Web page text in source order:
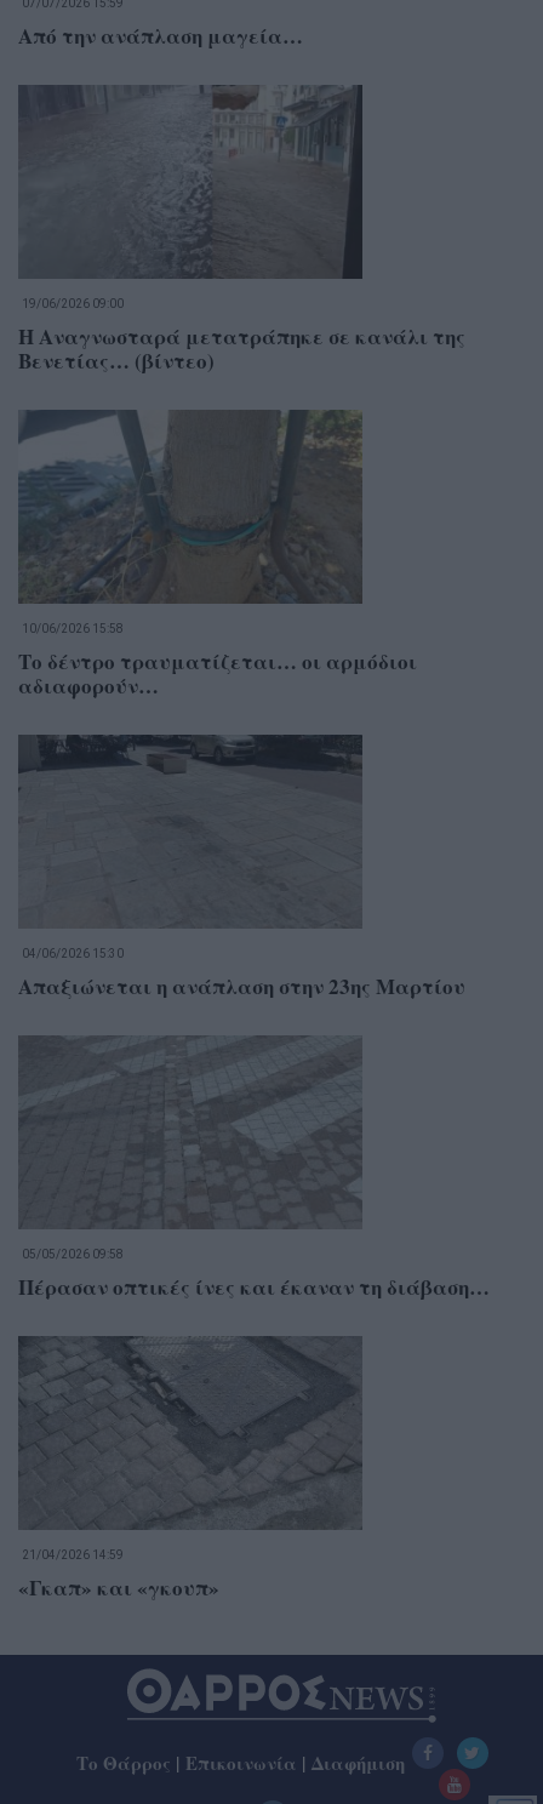
07/07/2026 15:59
Από την ανάπλαση μαγεία…
19/06/2026 09:00
Η Αναγνωσταρά μετατράπηκε σε κανάλι της
Βενετίας… (βίντεο)
10/06/2026 15:58
Το δέντρο τραυματίζεται… οι αρμόδιοι
αδιαφορούν…
04/06/2026 15:30
Απαξιώνεται η ανάπλαση στην 23ης Μαρτίου
05/05/2026 09:58
Πέρασαν οπτικές ίνες και έκαναν τη διάβαση…
21/04/2026 14:59
«Γκαπ» και «γκουπ»
Το Θάρρος | Επικοινωνία | Διαφήμιση